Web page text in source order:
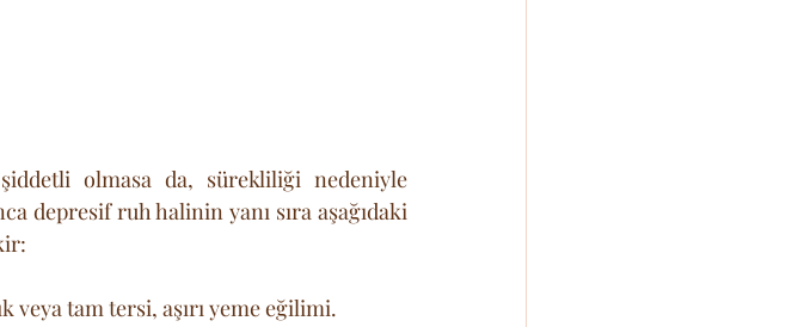
olmasa da, sürekliliği nedeniyle
depresif ruh halinin yanı sıra aşağıdaki
veya tam tersi, aşırı yeme eğilimi.